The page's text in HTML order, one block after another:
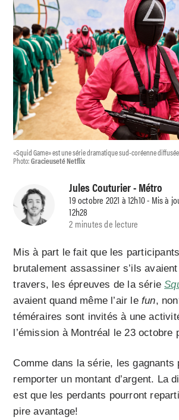
«Squid Game» est une série dramatique sud-coréenne
Photo:Gracieuseté Netflix
Jules Couturier- Métro
19 octobre 2021 à 12h10 - Mis à
12h28
2 minutes de lecture
Mis à part le fait que les
brutalement assassiner s’ils
travers, les épreuves de la série
avaient quand même l’air lefun,
téméraires sont invités à une
l’émission à Montréal le 23 octobre
Comme dans la série, les gagnants
remporter un montant d’argent. La
est que les perdants pourront
pire avantage!